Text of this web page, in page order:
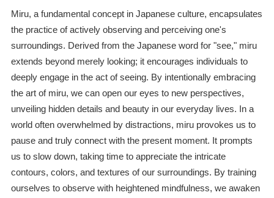
Miru, a fundamental concept in Japanese culture, encapsulates
the practice of actively observing and perceiving one's
surroundings. Derived from the Japanese word for "see," miru
extends beyond merely looking; it encourages individuals to
deeply engage in the act of seeing. By intentionally embracing
the art of miru, we can open our eyes to new perspectives,
unveiling hidden details and beauty in our everyday lives. In a
world often overwhelmed by distractions, miru provokes us to
pause and truly connect with the present moment. It prompts
us to slow down, taking time to appreciate the intricate
contours, colors, and textures of our surroundings. By training
ourselves to observe with heightened mindfulness, we awaken